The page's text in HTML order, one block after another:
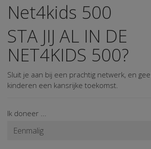
Net4kids 500
STA JIJ AL IN DE
NET4KIDS 500?
Sluit je aan bij een prachtig netwerk, en
kinderen een kansrijke toekomst.
Ik doneer ...